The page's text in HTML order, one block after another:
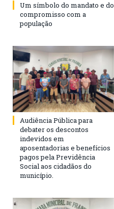
Um símbolo do mandato e do
compromisso com a
população
Audiência Pública para
debater os descontos
indevidos em
aposentadorias e benefícios
pagos pela Previdência
Social aos cidadãos do
município.